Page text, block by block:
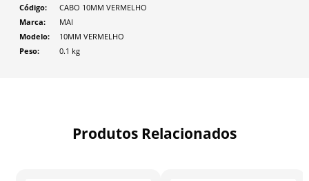
Código
CABO 10MM VERMELHO
Marca
MAI
Modelo
10MM VERMELHO
Peso
0.1 kg
Produtos Relacionados